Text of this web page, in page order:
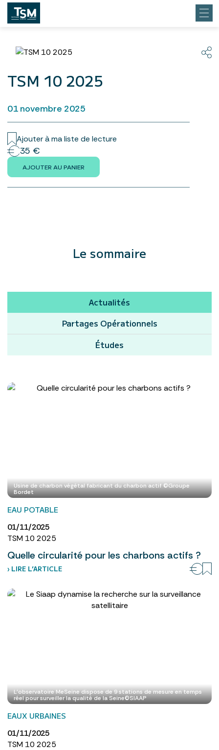
TSM 10 2025
01 novembre 2025
Ajouter à ma liste de lecture
35 €
AJOUTER AU PANIER
Le sommaire
Actualités
Partages Opérationnels
Études
Usine de charbon végétal fabricant du charbon actif ©Groupe
Bordet
EAU POTABLE
01/11/2025
TSM 10 2025
Quelle circularité pour les charbons actifs ?
› LIRE L’ARTICLE
L’observatoire MeSeine dispose de 9 stations de mesure en temps
réel pour surveiller la qualité de la Seine©SIAAP
EAUX URBAINES
01/11/2025
TSM 10 2025